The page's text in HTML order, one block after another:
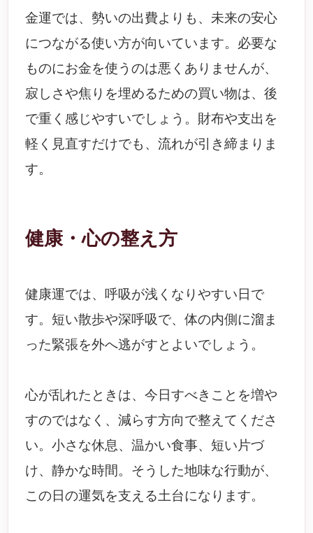
金運では、勢いの出費よりも、未来の安心
につながる使い方が向いています。必要な
ものにお金を使うのは悪くありませんが、
寂しさや焦りを埋めるための買い物は、後
で重く感じやすいでしょう。財布や支出を
軽く見直すだけでも、流れが引き締まりま
す。
健康・心の整え方
健康運では、呼吸が浅くなりやすい日で
す。短い散歩や深呼吸で、体の内側に溜ま
った緊張を外へ逃がすとよいでしょう。
心が乱れたときは、今日すべきことを増や
すのではなく、減らす方向で整えてくださ
い。小さな休息、温かい食事、短い片づ
け、静かな時間。そうした地味な行動が、
この日の運気を支える土台になります。